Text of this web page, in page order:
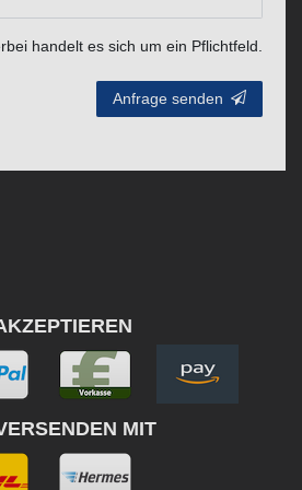
handelt es sich um ein Pflichtfeld.
Anfrage senden
MIT